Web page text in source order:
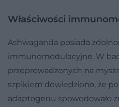
Właściwości
Ashwaganda posiada
immunomodulacyjne. W
przeprowadzonych na
szpikiem dowiedziono, że
adaptogenu spowodowało